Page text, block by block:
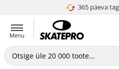
365 päeva
4.8
Menu